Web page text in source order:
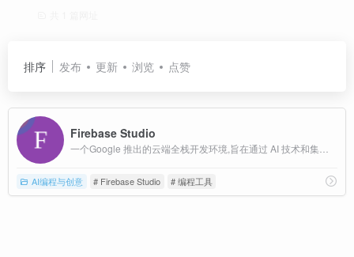
排序 发布 更新 浏览 点赞
Firebase Studio
AI编程与创意 # Firebase Studio # 编程工具